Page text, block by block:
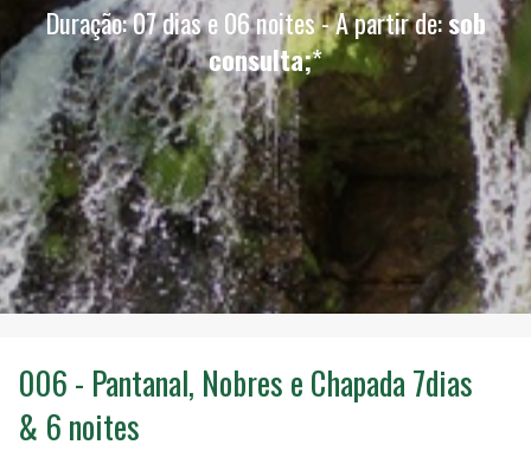
Duração: 07 dias e 06 noites - A partir de:sob
consulta;*
006 - Pantanal, Nobres e Chapada 7dias
& 6 noites